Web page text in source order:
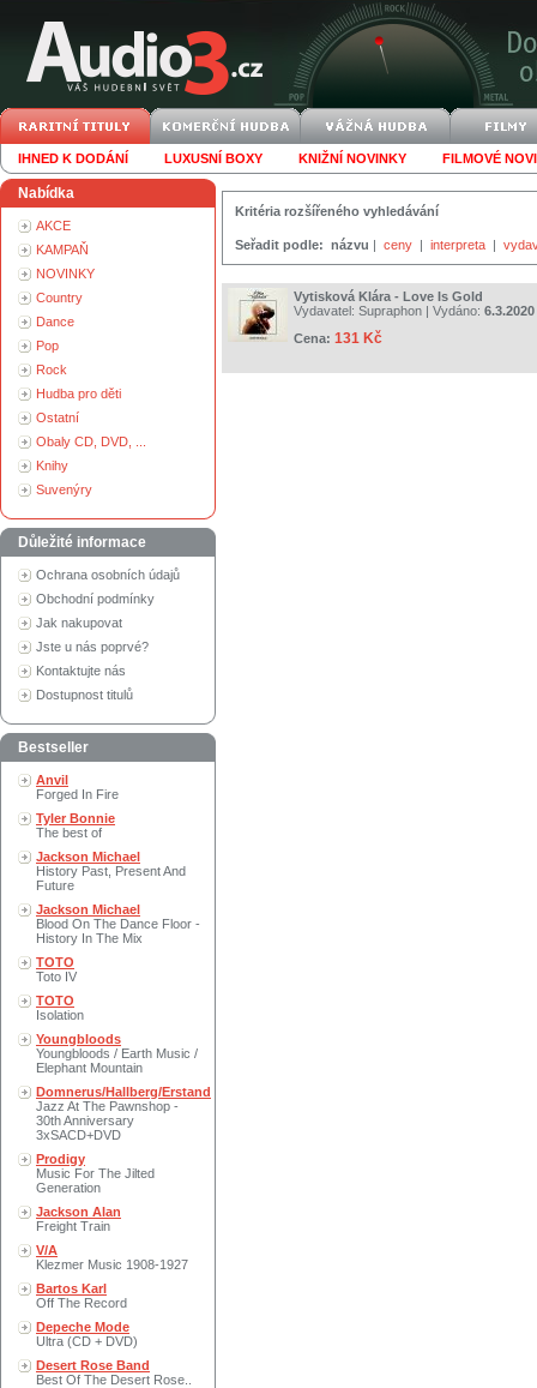
IHNED K DODÁNÍ LUXUSNÍ BOXY KNIŽNÍ NOVINKY FILMOVÉ
Nabídka
AKCE
KAMPAŇ
NOVINKY
Country
Dance
Pop
Rock
Hudba pro děti
Ostatní
Obaly CD, DVD, ...
Knihy
Suvenýry
Důležité informace
Ochrana osobních údajů
Obchodní podmínky
Jak nakupovat
Jste u nás poprvé?
Kontaktujte nás
Dostupnost titulů
Bestseller
Anvil
Forged In Fire
Tyler Bonnie
The best of
Jackson Michael
History Past, Present And
Future
Jackson Michael
Blood On The Dance Floor -
History In The Mix
TOTO
Toto IV
TOTO
Isolation
Youngbloods
Youngbloods / Earth Music /
Elephant Mountain
Domnerus/Hallberg/Erstand
Jazz At The Pawnshop -
30th Anniversary
3xSACD+DVD
Prodigy
Music For The Jilted
Generation
Jackson Alan
Freight Train
V/A
Klezmer Music 1908-1927
Bartos Karl
Off The Record
Depeche Mode
Ultra (CD + DVD)
Desert Rose Band
Best Of The Desert Rose..
Kritéria rozšířeného vyhledávání
Seřadit podle: názvu | ceny | interpreta |
Vytisková Klára - Love Is Gold
Vydavatel: Supraphon | Vydáno: 6.3.2020
Cena: 131 Kč